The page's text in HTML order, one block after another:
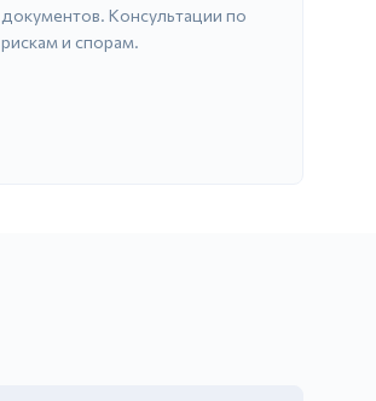
документов. Консультации по
рискам и спорам.